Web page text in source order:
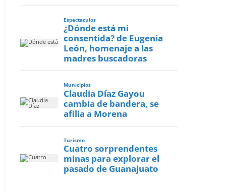
Espectaculos
¿Dónde está mi
consentida? de Eugenia
León, homenaje a las
madres buscadoras
Municipios
Claudia Díaz Gayou
cambia de bandera, se
afilia a Morena
Turismo
Cuatro sorprendentes
minas para explorar el
pasado de Guanajuato